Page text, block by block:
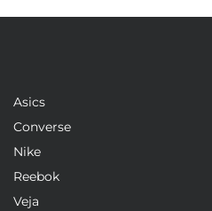
Asics
Converse
Nike
Reebok
Veja